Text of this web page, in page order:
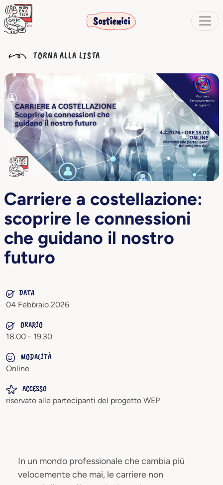
Sostienici
TORNA ALLA LISTA
Carriere a costellazione:
scoprire le connessioni
che guidano il nostro
futuro
DATA
04 Febbraio 2026
ORARIO
18.00 - 19.30
MODALITÀ
Online
ACCESSO
riservato alle partecipanti del progetto WEP
In un mondo professionale che cambia più
velocemente che mai, le carriere non